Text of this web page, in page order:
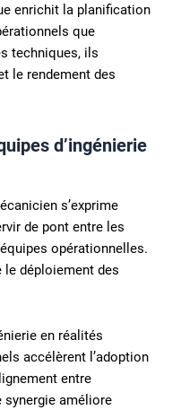
enrichit la planification
que
techniques, ils
le rendement des
d’ingénierie
s’exprime
de pont entre les
opérationnelles.
déploiement des
en réalités
accélèrent l’adoption
entre
améliore